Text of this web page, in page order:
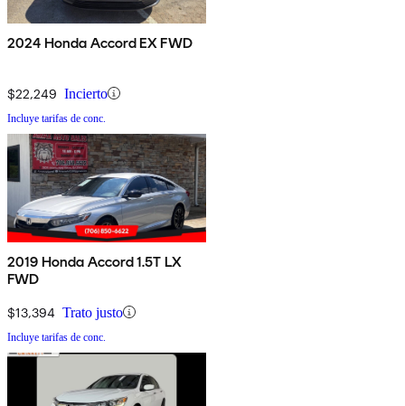
2024 Honda Accord EX FWD
$22,249 Incierto
Incluye tarifas de conc.
2019 Honda Accord 1.5T LX
FWD
$13,394 Trato justo
Incluye tarifas de conc.